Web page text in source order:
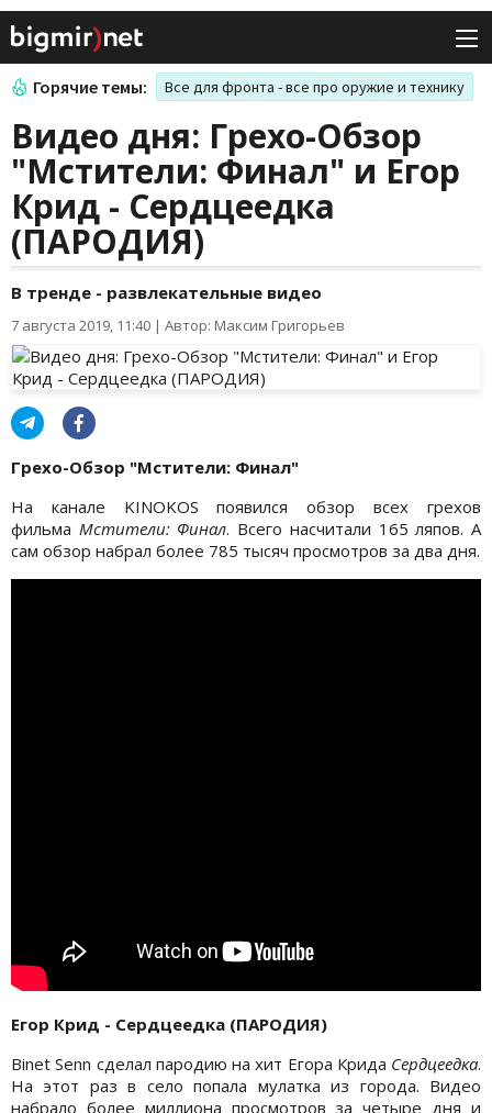
Горячие темы: Все для фронта - все про оружие и технику
Видео дня: Грехо-Обзор
"Мстители: Финал" и Егор
Крид - Сердцеедка
(ПАРОДИЯ)
В тренде - развлекательные видео
7 августа 2019, 11:40 | Автор: Максим Григорьев
Грехо-Обзор "Мстители: Финал"
На канале KINOKOS появился обзор всех грехов
фильма Мстители: Финал. Всего насчитали 165 ляпов. А
сам обзор набрал более 785 тысяч просмотров за два дня.
Егор Крид - Сердцеедка (ПАРОДИЯ)
Binet Senn сделал пародию на хит Егора Крида Сердцеедка.
На этот раз в село попала мулатка из города. Видео
набрало более миллиона просмотров за четыре дня и